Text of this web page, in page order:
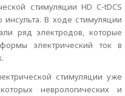
стимуляции HD C-tDCS
В ходе стимуляции
ряд электродов, которые
электрический ток в
стимуляции уже
неврологических и